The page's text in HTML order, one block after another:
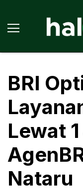
BRI
Lewat
Nataru